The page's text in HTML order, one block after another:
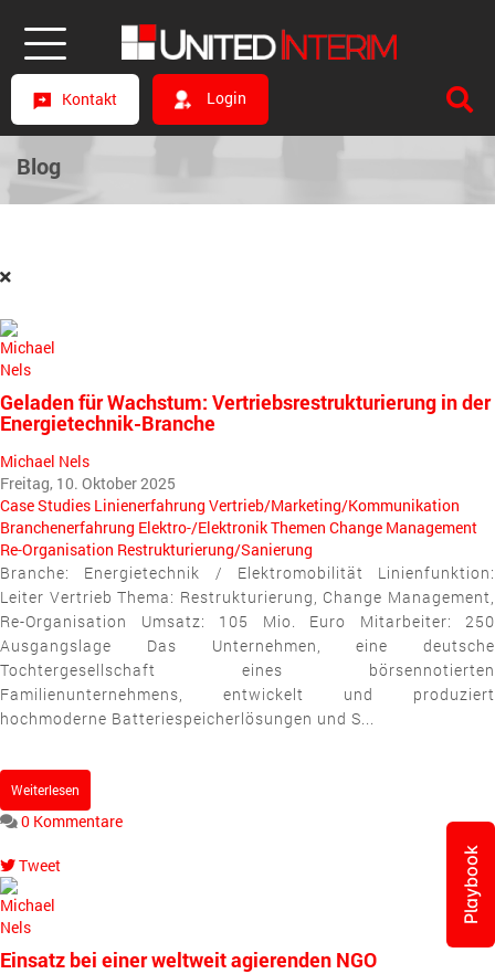
Kontakt Login
Blog
Geladen für Wachstum: Vertriebsrestrukturierung in der
Energietechnik-Branche
Michael Nels
Freitag, 10. Oktober 2025
Case Studies Linienerfahrung Vertrieb/Marketing/Kommunikation
Branchenerfahrung Elektro-/ElektronikThemen Change Management
Re-Organisation Restrukturierung/Sanierung
Branche: Energietechnik / Elektromobilität Linienfunktion:
Leiter Vertrieb Thema: Restrukturierung, Change Management,
Re-Organisation Umsatz: 105 Mio. Euro Mitarbeiter: 250
Ausgangslage Das Unternehmen, eine deutsche
Tochtergesellschaft eines börsennotierten
Familienunternehmens, entwickelt und produziert
hochmoderne Batteriespeicherlösungen und S...
Weiterlesen
0 Kommentare
Tweet
pinterest
Einsatz bei einer weltweit agierenden NGO
Playbook